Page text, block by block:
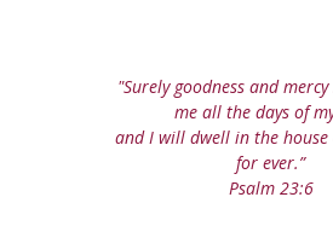
"Surely goodness and
me all the days of
and I will dwell in the house
for ever.”
Psalm 23:6